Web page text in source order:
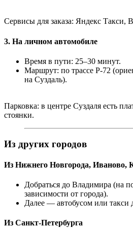
Сервисы для заказа: Яндекс Такси,
3. На личном автомобиле
Время в пути: 25–30 минут.
Маршрут: по трассе Р‑72
на Суздаль).
Парковка: в центре Суздаля есть
стоянки.
Из других городов
Из Нижнего Новгорода, Иваново,
Добраться до Владимира (на
зависимости от города).
Далее — автобусом или такси
Из Санкт‑Петербурга